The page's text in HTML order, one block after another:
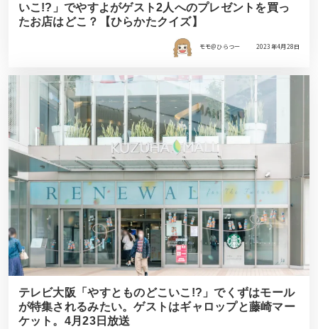
いこ!?」でやすよがゲスト2人へのプレゼントを買っ
たお店はどこ？【ひらかたクイズ】
モモ＠ひらつー 2023年4月28日
テレビ大阪「やすとものどこいこ!?」でくずはモール
が特集されるみたい。ゲストはギャロップと藤崎マー
ケット。4月23日放送